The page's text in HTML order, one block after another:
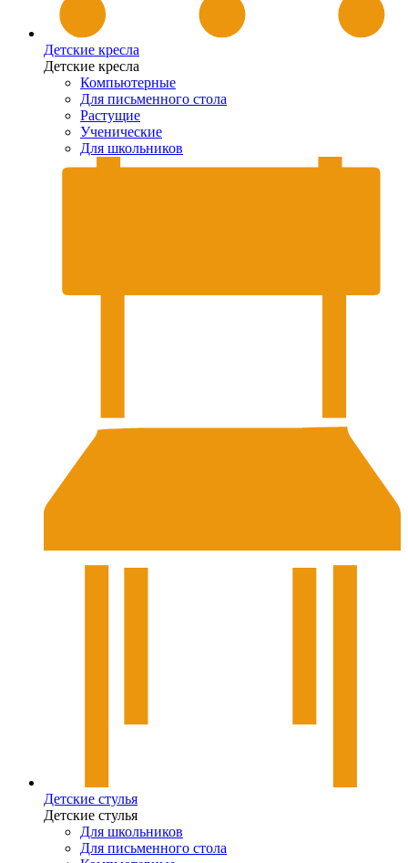
Детские кресла
Детские кресла
Компьютерные
Для письменного стола
Растущие
Ученические
Для школьников
Детские стулья
Детские стулья
Для школьников
Для письменного стола